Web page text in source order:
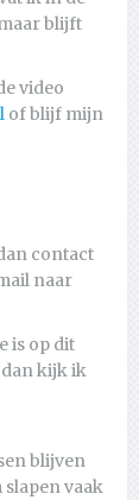
blijft
video
of blijf mijn
contact
naar
is op dit
kijk ik
blijven
vaak